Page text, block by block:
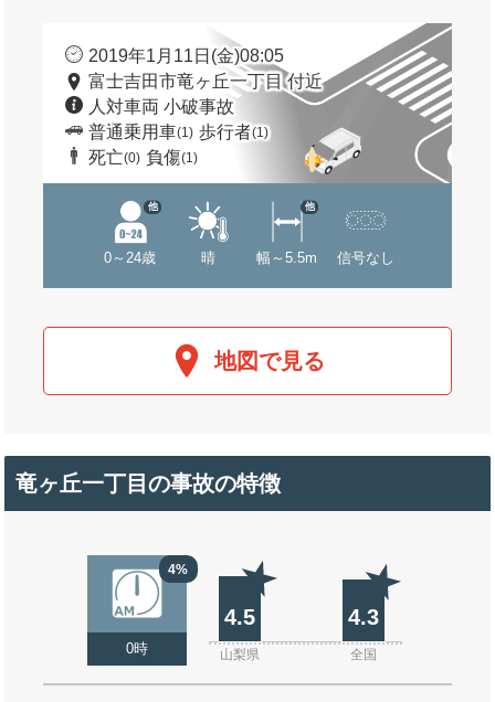
2019年1月11日(金)08:05
富士吉田市竜ヶ丘一丁目 付近
人対車両 小破事故
普通乗用車(1) 歩行者(1)
死亡(0) 負傷(1)
0～24歳
他
晴 幅～5.5m
他
信号なし
地図で見る
竜ヶ丘一丁目の事故の特徴
4%
0時
4.5 4.3
山梨県 全国